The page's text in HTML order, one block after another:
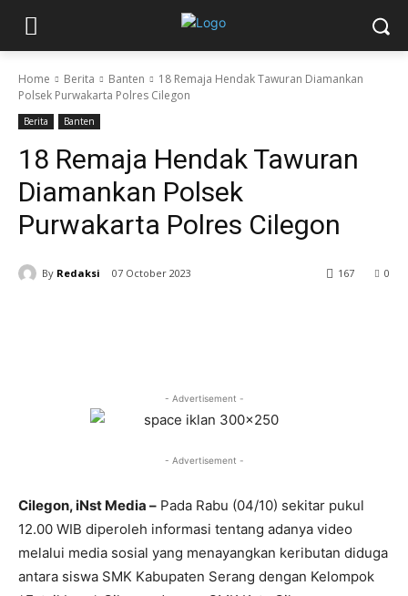
Home Berita Banten
18 Remaja Hendak Tawuran Diamankan
Polsek Purwakarta Polres Cilegon
Berita Banten
18 Remaja Hendak Tawuran
Diamankan Polsek
Purwakarta Polres Cilegon
By Redaksi 07 October 2023 0
167
- Advertisement -
- Advertisement -
Cilegon, iNst Media – Pada Rabu (04/10) sekitar pukul
12.00 WIB diperoleh informasi tentang adanya video
melalui media sosial yang menayangkan keributan diduga
antara siswa SMK Kabupaten Serang dengan Kelompok